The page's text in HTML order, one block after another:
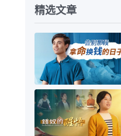
精选文章